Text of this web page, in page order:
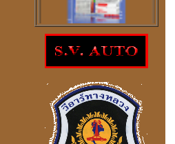
โปรแกรม
ตรวจสอบโชคลาภความ
ราคา 300บาท